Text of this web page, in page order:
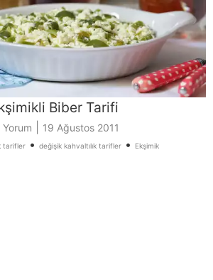
Biber Tarifi
Yorum 19 Ağustos 2011
tarifler• değişik kahvaltılık tarifler• Ekşimik